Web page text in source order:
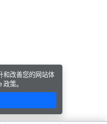
和改善您的网站体
策。